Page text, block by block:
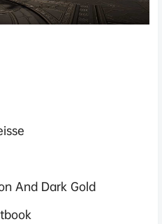
And Dark Gold